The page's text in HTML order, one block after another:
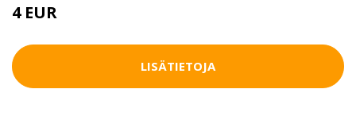
4 EUR
LISÄTIETOJA